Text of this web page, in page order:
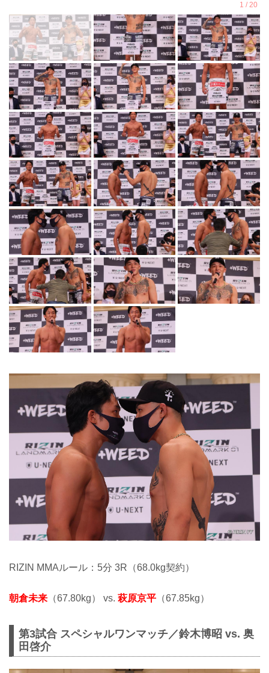
RIZIN MMAルール：5分 3R（68.0kg契約）
朝倉未来 （67.80kg） vs. 萩原京平 （67.85kg）
第3試合 スペシャルワンマッチ／鈴木博昭 vs. 奥
田啓介